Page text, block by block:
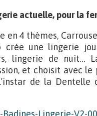
actuelle, pour la
en 4 thèmes,
crée une lingerie
lingerie de nuit…
et choisit avec
de la Dentelle